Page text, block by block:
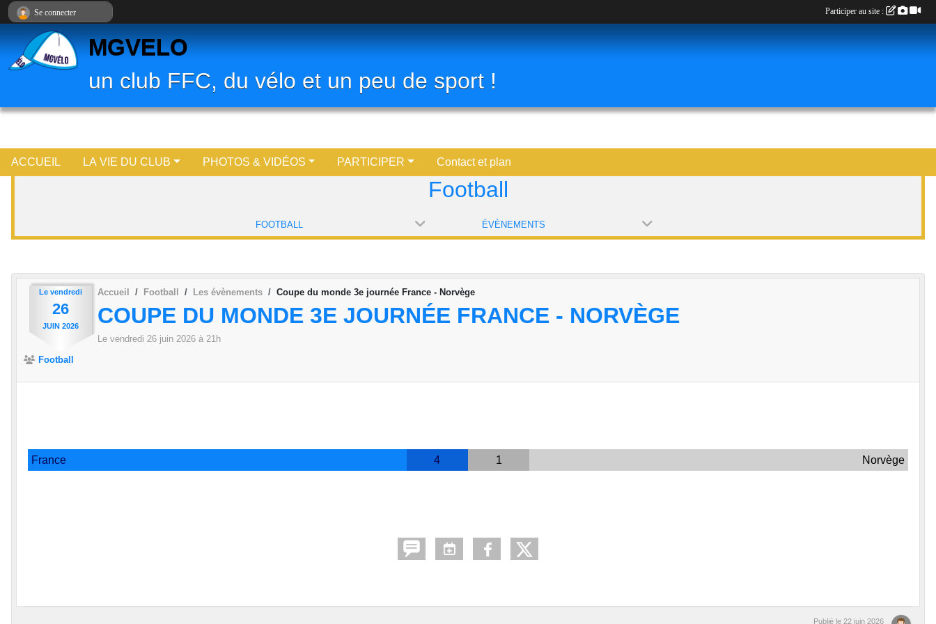
MGVELO
un club FFC, du vélo et un peu de sport !
ACCUEIL LA VIE DU CLUB PHOTOS & VIDÉOS PARTICIPER Contact et plan
Football
FOOTBALL ÉVÈNEMENTS
Le vendredi
26
JUIN 2026
Accueil Football Les évènements Coupe du monde 3e journée France - Norvège
COUPE DU MONDE 3E JOURNÉE FRANCE - NORVÈGE
Le vendredi 26 juin 2026 à 21h
Football
France 4 1 Norvège
Publié le 22 juin 2026
Se connecter Participer au site :
Panneau de gestion des cookies